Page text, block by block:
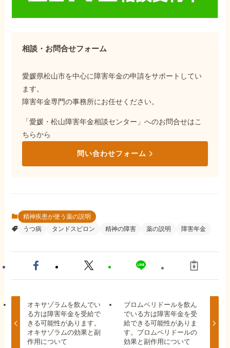
相談・お問合せフォーム
愛媛県松山市を中心に障害年金の申請をサポートしてい
ます。
障害年金専門の事務所にお任せください。
「愛媛・松山障害年金相談センター」へのお問合せはこ
ちらから
問い合わせフォーム
精神疾患が使う薬の説明
うつ病
タンドスピロン 精神の障害 薬の説明 障害年金
オキサゾラムを飲んでい
る方は障害年金を受給で
きる可能性があります。
オキサゾラムの効果と副
作用について
ブロムペリドールを飲ん
でいる方は障害年金を受
給できる可能性がありま
す。ブロムペリドールの
効果と副作用について